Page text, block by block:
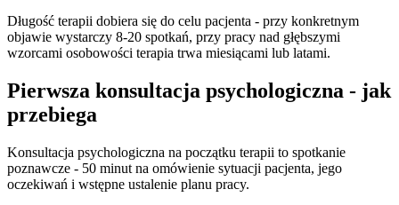
Długość terapii dobiera się do celu pacjenta - przy konkretnym
objawie wystarczy 8-20 spotkań, przy pracy nad głębszymi
wzorcami osobowości terapia trwa miesiącami lub latami.
Pierwsza konsultacja psychologiczna - jak
przebiega
Konsultacja psychologiczna na początku terapii to spotkanie
poznawcze - 50 minut na omówienie sytuacji pacjenta, jego
oczekiwań i wstępne ustalenie planu pracy.